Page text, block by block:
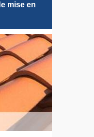
mise en